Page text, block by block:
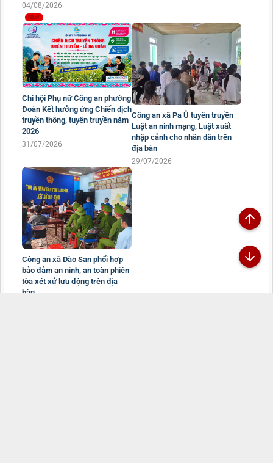
04/08/2026
Chi hội Phụ nữ Công an phường
Đoàn Kết hưởng ứng Chiến dịch
truyền thông, tuyên truyền năm
2026
31/07/2026
Công an xã Pa Ủ tuyên truyền
Luật an ninh mạng, Luật xuất
nhập cảnh cho nhân dân trên
địa bàn
29/07/2026
Công an xã Dào San phối hợp
bảo đảm an ninh, an toàn phiên
tòa xét xử lưu động trên địa
bàn.